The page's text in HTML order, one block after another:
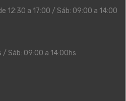
12:30 a 17:00 / Sáb: 09:00 a 14:00
/ Sáb: 09:00 a 14:00hs